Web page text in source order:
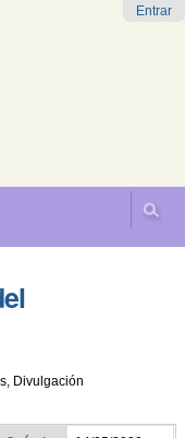
Entrar
Divulgación